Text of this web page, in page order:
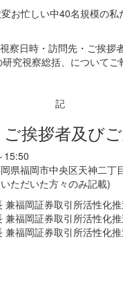
お忙しい中40名規模の
察日時・訪問先・ご挨拶
究視察総括、についてご
記
挨拶者及び
15:50
県福岡市中央区天神二丁
ただいた方々のみ記載)
兼福岡証券取引所活性化
兼福岡証券取引所活性化
兼福岡証券取引所活性化